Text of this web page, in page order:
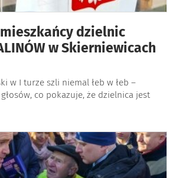
dzielnic
w Skierniewicach
w I turze szli niemal łeb w łeb –
co pokazuje, że dzielnica jest